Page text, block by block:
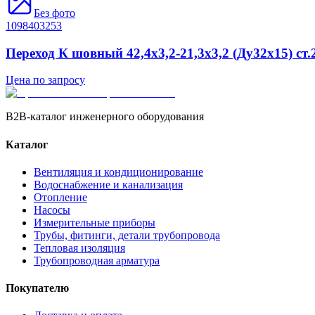
Без фото
1098403253
Переход К шовный 42,4х3,2-21,3х3,2 (Ду32х15)
Цена по запросу
B2B-каталог инженерного оборудования
Каталог
Вентиляция и кондиционирование
Водоснабжение и канализация
Отопление
Насосы
Измерительные приборы
Трубы, фитинги, детали трубопровода
Тепловая изоляция
Трубопроводная арматура
Покупателю